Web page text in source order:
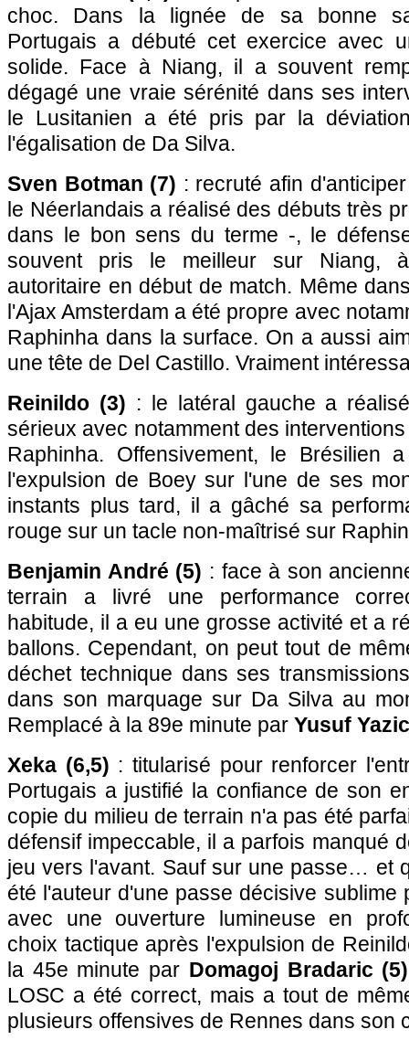
choc. Dans la lignée de sa bonne
Portugais a débuté cet exercice avec
solide. Face à Niang, il a souvent
dégagé une vraie sérénité dans ses
le Lusitanien a été pris par la
l'égalisation de Da Silva.
Sven Botman (7) : recruté afin
le Néerlandais a réalisé des débuts très
dans le bon sens du terme -, le
souvent pris le meilleur sur Niang,
autoritaire en début de match. Même
l'Ajax Amsterdam a été propre avec
Raphinha dans la surface. On a aussi
une tête de Del Castillo. Vraiment
Reinildo (3) : le latéral gauche a
sérieux avec notamment des
Raphinha. Offensivement, le Brésilien
l'expulsion de Boey sur l'une de ses
instants plus tard, il a gâché sa
rouge sur un tacle non-maîtrisé sur
Benjamin André (5) : face à son
terrain a livré une performance
habitude, il a eu une grosse activité et a
ballons. Cependant, on peut tout de
déchet technique dans ses
dans son marquage sur Da Silva au
Remplacé à la 89e minute par Yusuf
Xeka (6,5) : titularisé pour renforcer
Portugais a justifié la confiance de son
copie du milieu de terrain n'a pas été
défensif impeccable, il a parfois manqué
jeu vers l'avant. Sauf sur une passe… et
été l'auteur d'une passe décisive sublime
avec une ouverture lumineuse en
choix tactique après l'expulsion de
la 45e minute par Domagoj Bradaric (5)
LOSC a été correct, mais a tout de
plusieurs offensives de Rennes dans son